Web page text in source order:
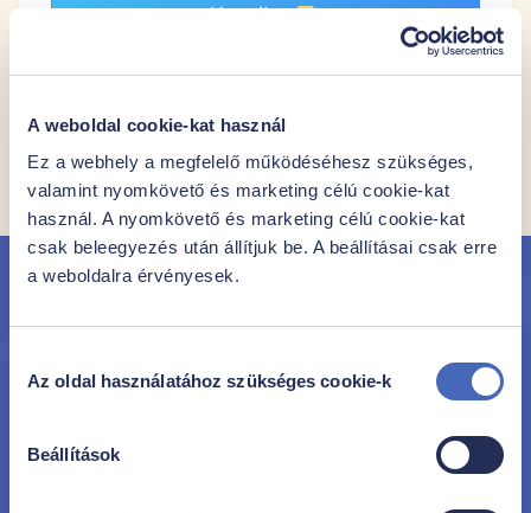
A weboldal cookie-kat használ
Ez a webhely a megfelelő működéséhesz szükséges,
valamint nyomkövető és marketing célú cookie-kat
használ. A nyomkövető és marketing célú cookie-kat
csak beleegyezés után állítjuk be. A beállításai csak erre
a weboldalra érvényesek.
kiválasztása
Az oldal használatához szükséges cookie-k
Beállítások
Kocsiba
1 2 3 4
Iratkozz fel hírlevelünkre
hogy elsőként értesülhess új termékeinkről és
akcióinkról!